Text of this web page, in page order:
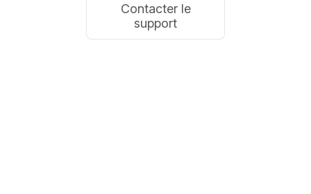
Contacter le
support